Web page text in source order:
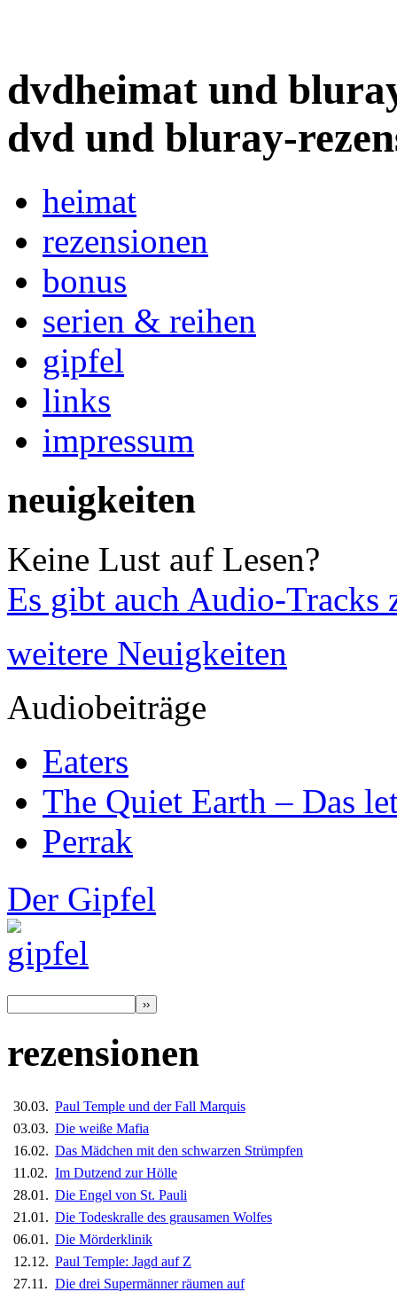
dvdheimat und
dvd und bluray-
heimat
rezensionen
bonus
serien & reihen
gipfel
links
impressum
neuigkeiten
Keine Lust auf Lesen?
Es gibt auch Audio-Tracks
weitere Neuigkeiten
Audiobeiträge
Eaters
The Quiet Earth – Das
Perrak
Der Gipfel
rezensionen
30.03. Paul Temple und der Fall Marquis
03.03. Die weiße Mafia
16.02. Das Mädchen mit den schwarzen Strümpfen
11.02. Im Dutzend zur Hölle
28.01. Die Engel von St. Pauli
21.01. Die Todeskralle des grausamen Wolfes
06.01. Die Mörderklinik
12.12. Paul Temple: Jagd auf Z
27.11. Die drei Supermänner räumen auf